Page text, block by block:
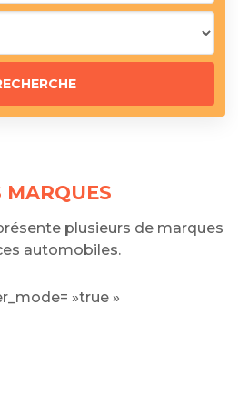
MARQUES
plusieurs de marques
automobiles.
»true »